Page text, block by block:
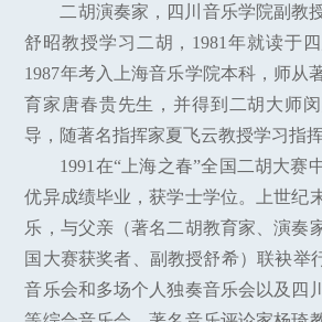
二胡演奏家，四川音乐学院副教
舒昭教授学习二胡，1981年就读于
1987年考入上海音乐学院本科，师从
育家唐春贵先生，并得到二胡大师
导，随著名指挥家夏飞云教授学习指挥
1991在“上海之春”全国二胡大赛
优异成绩毕业，获学士学位。上世纪
乐，与父亲（著名二胡教育家、演奏
国大赛获奖者、副教授舒希）联袂举
音乐会和多场个人独奏音乐会以及四